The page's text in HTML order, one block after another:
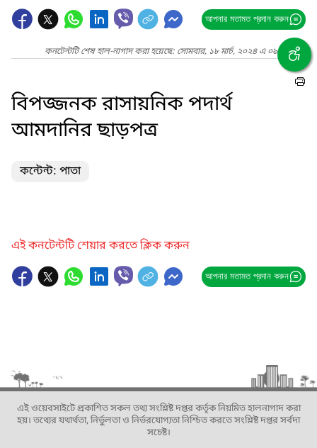
আপনার মতামত প্রদান করুন
কনটেন্টটি শেষ হাল-নাগাদ করা হয়েছে: সোমবার, ১৮ মার্চ, ২০২৪ এ ০৯:০৮ PM
বিপজ্জনক রাসায়নিক পদার্থ
আমদানির ছাড়পত্র
কন্টেন্ট: পাতা
এই কনটেন্টটি শেয়ার করতে ক্লিক করুন
আপনার মতামত প্রদান করুন
এই ওয়েবসাইটে প্রকাশিত সকল তথ্য সংশ্লিষ্ট দপ্তর কর্তৃক নিয়মিত হালনাগাদ করা
হয়। তথ্যের যথার্থতা, নির্ভুলতা ও নির্ভরযোগ্যতা নিশ্চিত করতে সংশ্লিষ্ট দপ্তর সর্বদা
সচেষ্ট।